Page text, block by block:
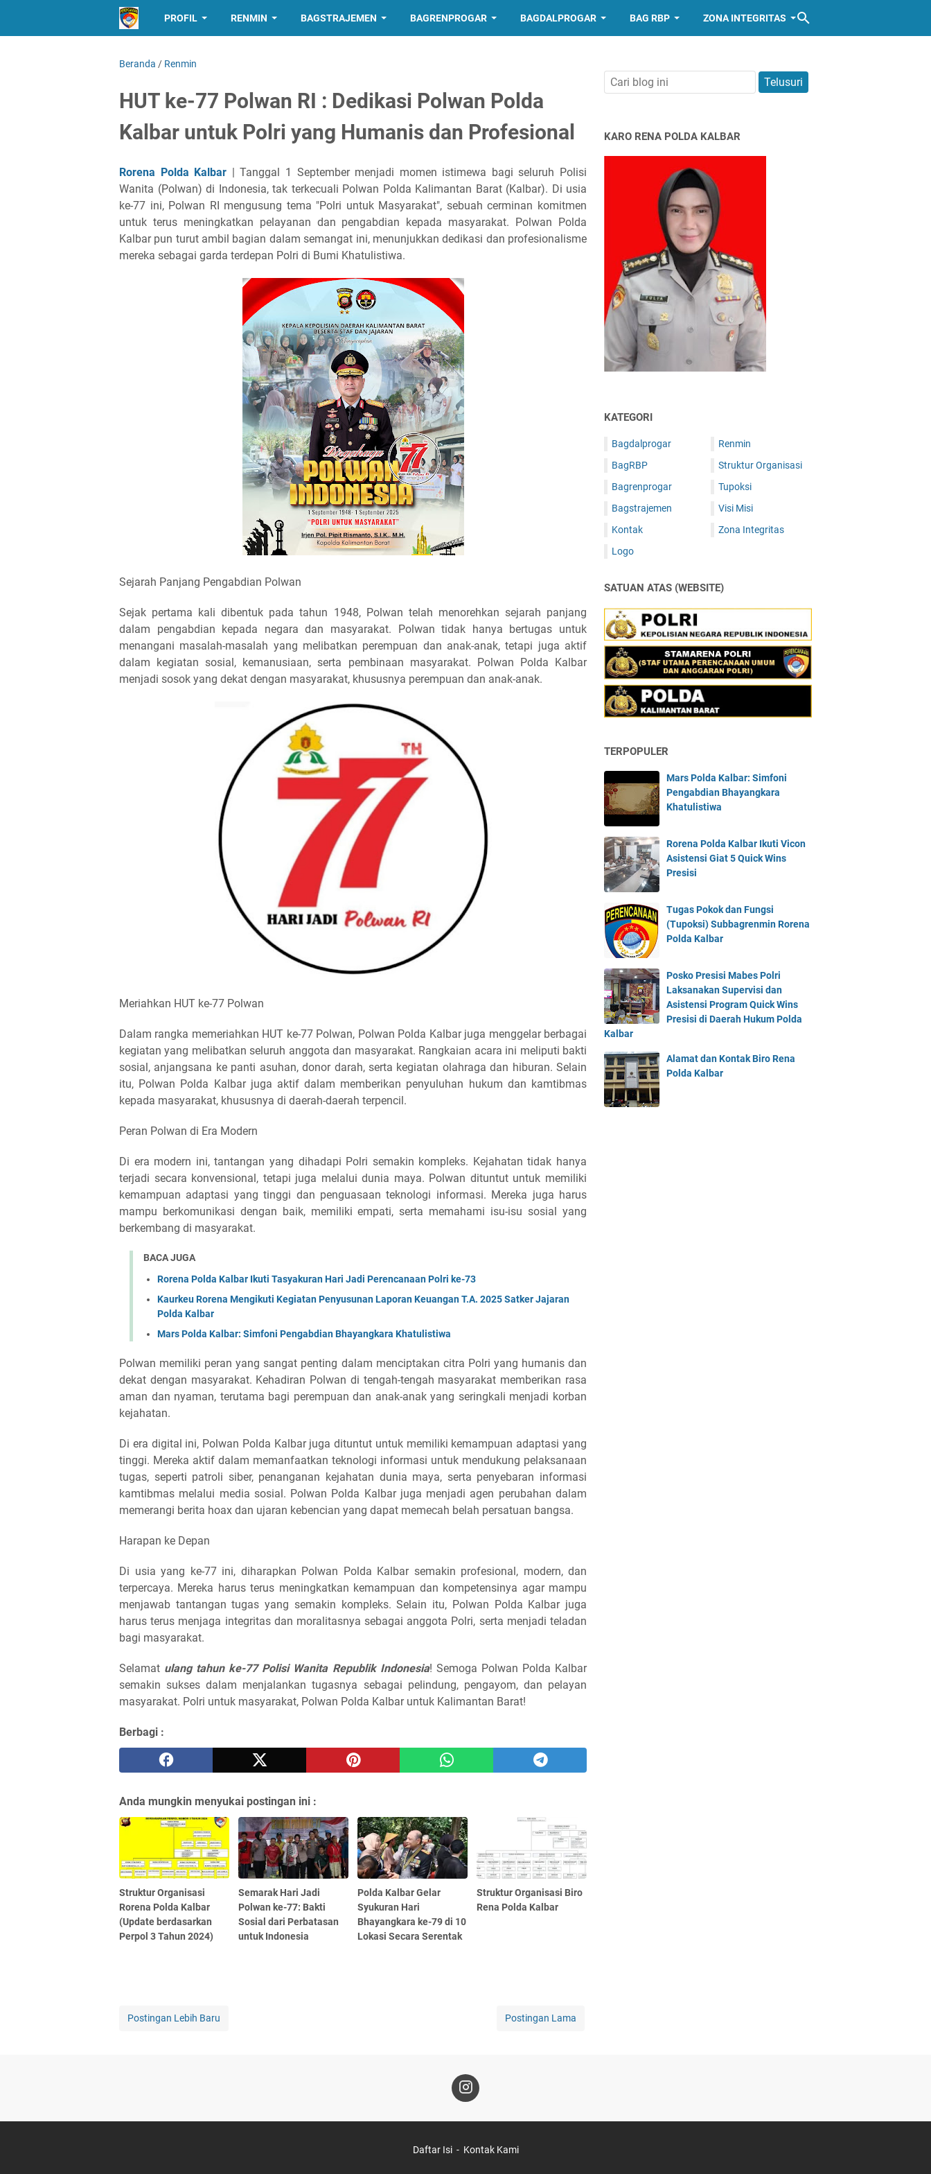
PROFIL RENMIN BAGSTRAJEMEN BAGRENPROGAR BAGDALPROGAR BAG RBP ZONA INTEGRITAS
Beranda / Renmin
HUT ke-77 Polwan RI : Dedikasi Polwan Polda
Kalbar untuk Polri yang Humanis dan Profesional
Rorena Polda Kalbar | Tanggal 1 September menjadi momen istimewa bagi seluruh Polisi
Wanita (Polwan) di Indonesia, tak terkecuali Polwan Polda Kalimantan Barat (Kalbar). Di usia
ke-77 ini, Polwan RI mengusung tema "Polri untuk Masyarakat", sebuah cerminan komitmen
untuk terus meningkatkan pelayanan dan pengabdian kepada masyarakat. Polwan Polda
Kalbar pun turut ambil bagian dalam semangat ini, menunjukkan dedikasi dan profesionalisme
mereka sebagai garda terdepan Polri di Bumi Khatulistiwa.
Sejarah Panjang Pengabdian Polwan
Sejak pertama kali dibentuk pada tahun 1948, Polwan telah menorehkan sejarah panjang
dalam pengabdian kepada negara dan masyarakat. Polwan tidak hanya bertugas untuk
menangani masalah-masalah yang melibatkan perempuan dan anak-anak, tetapi juga aktif
dalam kegiatan sosial, kemanusiaan, serta pembinaan masyarakat. Polwan Polda Kalbar
menjadi sosok yang dekat dengan masyarakat, khususnya perempuan dan anak-anak.
Meriahkan HUT ke-77 Polwan
Dalam rangka memeriahkan HUT ke-77 Polwan, Polwan Polda Kalbar juga menggelar berbagai
kegiatan yang melibatkan seluruh anggota dan masyarakat. Rangkaian acara ini meliputi bakti
sosial, anjangsana ke panti asuhan, donor darah, serta kegiatan olahraga dan hiburan. Selain
itu, Polwan Polda Kalbar juga aktif dalam memberikan penyuluhan hukum dan kamtibmas
kepada masyarakat, khususnya di daerah-daerah terpencil.
Peran Polwan di Era Modern
Di era modern ini, tantangan yang dihadapi Polri semakin kompleks. Kejahatan tidak hanya
terjadi secara konvensional, tetapi juga melalui dunia maya. Polwan dituntut untuk memiliki
kemampuan adaptasi yang tinggi dan penguasaan teknologi informasi. Mereka juga harus
mampu berkomunikasi dengan baik, memiliki empati, serta memahami isu-isu sosial yang
berkembang di masyarakat.
BACA JUGA
Rorena Polda Kalbar Ikuti Tasyakuran Hari Jadi Perencanaan Polri ke-73
Kaurkeu Rorena Mengikuti Kegiatan Penyusunan Laporan Keuangan T.A. 2025 Satker Jajaran
Polda Kalbar
Mars Polda Kalbar: Simfoni Pengabdian Bhayangkara Khatulistiwa
Polwan memiliki peran yang sangat penting dalam menciptakan citra Polri yang humanis dan
dekat dengan masyarakat. Kehadiran Polwan di tengah-tengah masyarakat memberikan rasa
aman dan nyaman, terutama bagi perempuan dan anak-anak yang seringkali menjadi korban
kejahatan.
Di era digital ini, Polwan Polda Kalbar juga dituntut untuk memiliki kemampuan adaptasi yang
tinggi. Mereka aktif dalam memanfaatkan teknologi informasi untuk mendukung pelaksanaan
tugas, seperti patroli siber, penanganan kejahatan dunia maya, serta penyebaran informasi
kamtibmas melalui media sosial. Polwan Polda Kalbar juga menjadi agen perubahan dalam
memerangi berita hoax dan ujaran kebencian yang dapat memecah belah persatuan bangsa.
Harapan ke Depan
Di usia yang ke-77 ini, diharapkan Polwan Polda Kalbar semakin profesional, modern, dan
terpercaya. Mereka harus terus meningkatkan kemampuan dan kompetensinya agar mampu
menjawab tantangan tugas yang semakin kompleks. Selain itu, Polwan Polda Kalbar juga
harus terus menjaga integritas dan moralitasnya sebagai anggota Polri, serta menjadi teladan
bagi masyarakat.
Selamat ulang tahun ke-77 Polisi Wanita Republik Indonesia! Semoga Polwan Polda Kalbar
semakin sukses dalam menjalankan tugasnya sebagai pelindung, pengayom, dan pelayan
masyarakat. Polri untuk masyarakat, Polwan Polda Kalbar untuk Kalimantan Barat!
Berbagi :
Anda mungkin menyukai postingan ini :
Struktur Organisasi
Rorena Polda Kalbar
(Update berdasarkan
Perpol 3 Tahun 2024)
Semarak Hari Jadi
Polwan ke-77: Bakti
Sosial dari Perbatasan
untuk Indonesia
Polda Kalbar Gelar
Syukuran Hari
Bhayangkara ke-79 di 10
Lokasi Secara Serentak
Struktur Organisasi Biro
Rena Polda Kalbar
Postingan Lebih Baru Postingan Lama
KARO RENA POLDA KALBAR
KATEGORI
Bagdalprogar
BagRBP
Bagrenprogar
Bagstrajemen
Kontak
Logo
Renmin
Struktur Organisasi
Tupoksi
Visi Misi
Zona Integritas
SATUAN ATAS (WEBSITE)
TERPOPULER
Mars Polda Kalbar: Simfoni
Pengabdian Bhayangkara
Khatulistiwa
Rorena Polda Kalbar Ikuti Vicon
Asistensi Giat 5 Quick Wins
Presisi
Tugas Pokok dan Fungsi
(Tupoksi) Subbagrenmin Rorena
Polda Kalbar
Posko Presisi Mabes Polri
Laksanakan Supervisi dan
Asistensi Program Quick Wins
Presisi di Daerah Hukum Polda
Kalbar
Alamat dan Kontak Biro Rena
Polda Kalbar
Daftar Isi Kontak Kami